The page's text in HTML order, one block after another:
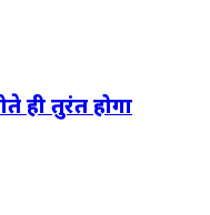
ही तुरंत होगा